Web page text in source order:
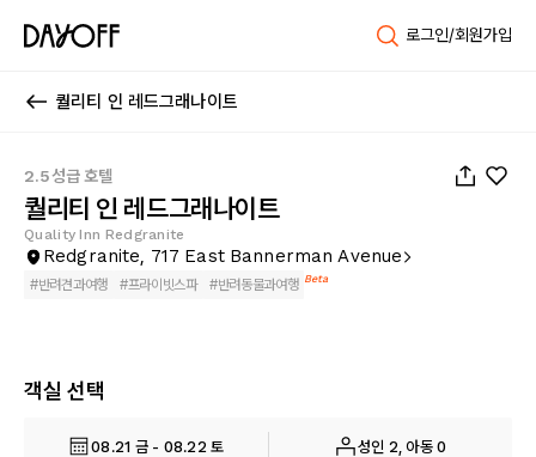
로그인/회원가입
퀄리티 인 레드그래나이트
2.5성급 호텔
퀄리티 인 레드그래나이트
Quality Inn Redgranite
Redgranite, 717 East Bannerman Avenue
#반려견과여행 #프라이빗스파 #반려동물과여행 Beta
객실 선택
08.21 금 - 08.22 토 성인 2, 아동 0